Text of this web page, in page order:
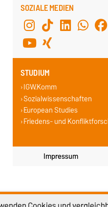
SOZIALE MEDIEN
STUDIUM
IGW.Komm
Sozialwissenschaften
European Studies
Friedens- und
Impressum